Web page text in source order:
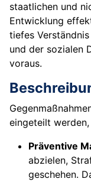
staatlichen und
Entwicklung
tiefes
und der sozialen
voraus.
eingeteilt
Präventive
abzielen,
geschehen.